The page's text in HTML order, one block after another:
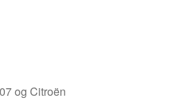
og Citroën